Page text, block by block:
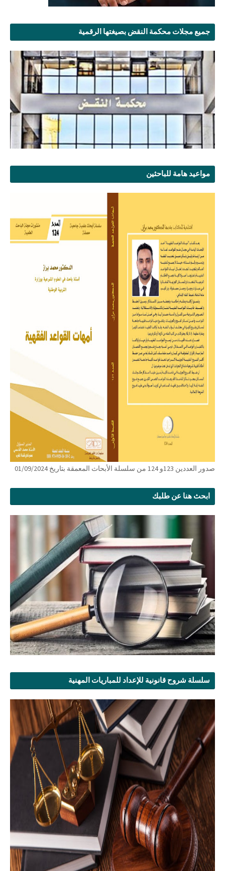
جميع مجلات محكمة النقض بصيغتها الرقمية
مواعيد هامة للباحثين
صدور العددين 123و 124 من سلسلة الأبحاث المعمقة بتاريخ 01/09/2024
ابحث هنا عن طلبك
سلسلة شروح قانونية للإعداد للمباريات المهنية